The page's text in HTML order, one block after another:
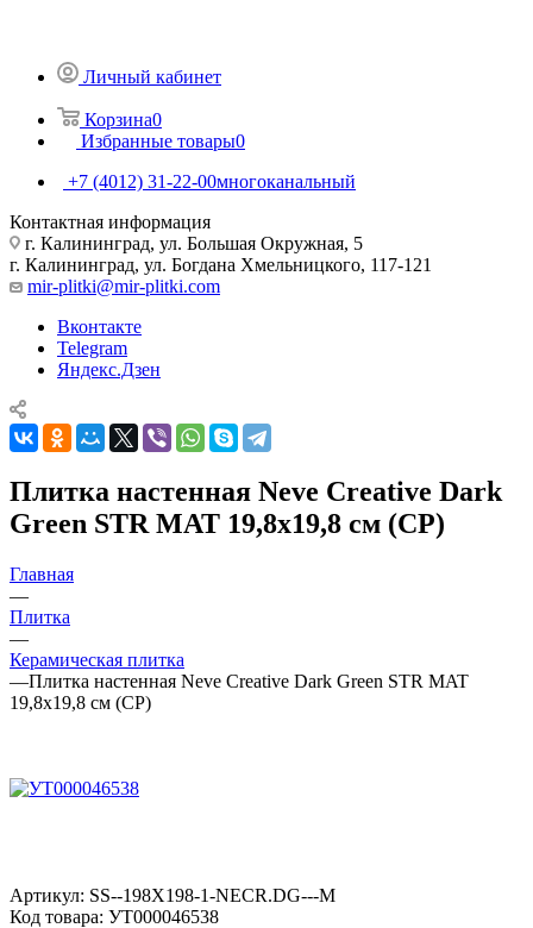
Личный кабинет
Корзина0
Избранные товары0
+7 (4012) 31-22-00многоканальный
Контактная информация
г. Калининград, ул. Большая Окружная, 5
г. Калининград, ул. Богдана Хмельницкого, 117-121
mir-plitki@mir-plitki.com
Вконтакте
Telegram
Яндекс.Дзен
Плитка настенная Neve Creative Dark
Green STR MAT 19,8x19,8 см (CP)
Главная
—
Плитка
—
Керамическая плитка
—Плитка настенная Neve Creative Dark Green STR MAT
19,8x19,8 см (CP)
Артикул: SS--198X198-1-NECR.DG---M
Код товара: УТ000046538